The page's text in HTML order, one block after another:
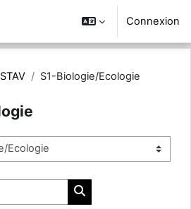
Connexion
S1-Biologie/Ecologie
Rechercher des cours